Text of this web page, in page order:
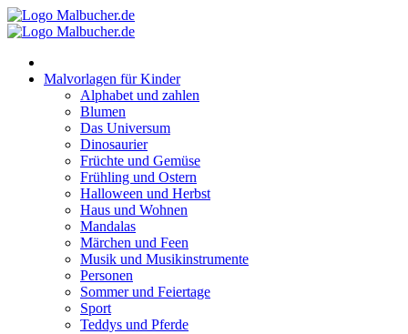
Zum
Inhalt
Malvorlagen für Kinder
Alphabet und zahlen
Blumen
Das Universum
Dinosaurier
Früchte und Gemüse
Frühling und Ostern
Halloween und Herbst
Haus und Wohnen
Mandalas
Märchen und Feen
Musik und Musikinstrumente
Personen
Sommer und Feiertage
Sport
Teddys und Pferde